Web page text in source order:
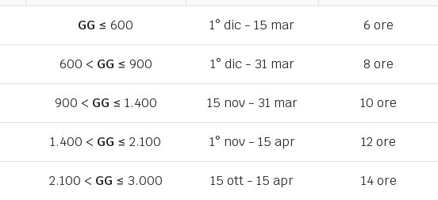
GG ≤ 600 1° dic - 15 mar 6 ore
600 < GG ≤ 900 1° dic - 31 mar 8 ore
900 < GG ≤ 1.400 15 nov - 31 mar 10 ore
1.400 < GG ≤ 2.100 1° nov - 15 apr 12 ore
2.100 < GG ≤ 3.000 15 ott - 15 apr 14 ore